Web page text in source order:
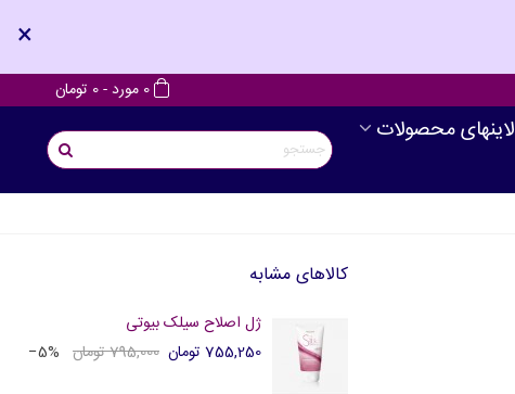
×
0 مورد-0 تومان
لاینهای محصولات
کالاهای مشابه
ژل اصلاح سیلک بیوتی
755,250 تومان
795,000 تومان ‎−5%